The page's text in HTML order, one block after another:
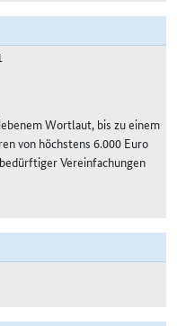
Wortlaut, bis zu einem
von höchstens 6.000 Euro
Vereinfachungen